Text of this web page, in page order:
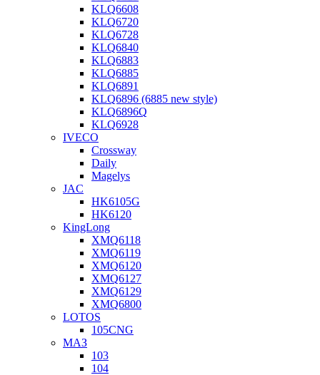
KLQ6608
KLQ6720
KLQ6728
KLQ6840
KLQ6883
KLQ6885
KLQ6891
KLQ6896 (6885 new style)
KLQ6896Q
KLQ6928
IVECO
Crossway
Daily
Magelys
JAC
HK6105G
HK6120
KingLong
XMQ6118
XMQ6119
XMQ6120
XMQ6127
XMQ6129
XMQ6800
LOTOS
105CNG
МАЗ
103
104